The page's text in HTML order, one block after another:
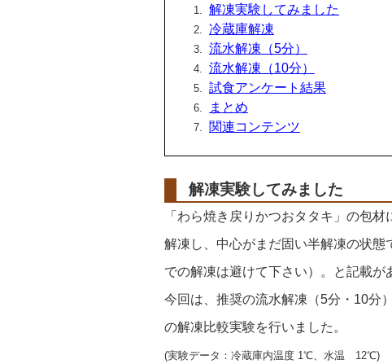
解凍実験してみました
冷蔵庫解凍
流水解凍（5分）
流水解凍（10分）
試食アンケート結果
まとめ
関連コンテンツ
解凍実験してみました
「わら焼き戻りかつおタタキ」の包
解凍し、中心がまだ固い半解凍の状
での解凍は避けて下さい）。と記載が
今回は、推奨の流水解凍（5分・10分
の解凍比較実験を行いました。
(実験データ：冷蔵庫内温度 1℃、水温 12℃)